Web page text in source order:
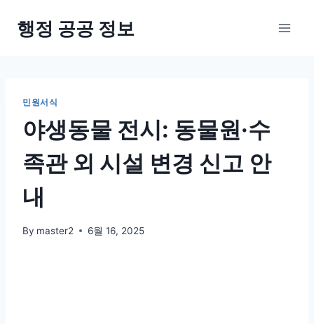
행정 공공 정보
민원서식
야생동물 전시: 동물원·수
족관 외 시설 변경 신고 안
내
By master2 6월 16, 2025